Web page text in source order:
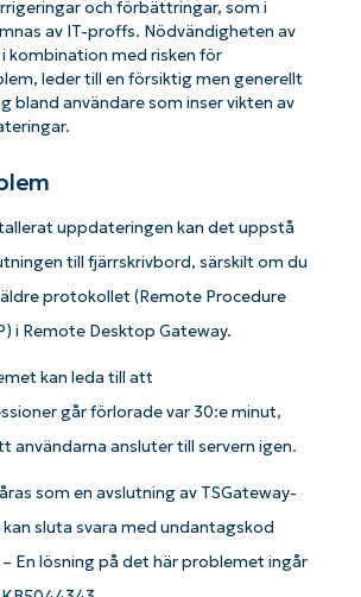
och förbättringar, som i
av IT-proffs. Nödvändigheten av
kombination med risken för
leder till en försiktig men generellt
bland användare som inser vikten av
uppdateringen kan det uppstå
till fjärrskrivbord, särskilt om du
protokollet (Remote Procedure
i Remote Desktop Gateway.
kan leda till att
går förlorade var 30:e minut,
användarna ansluter till servern igen.
som en avslutning av TSGateway-
sluta svara med undantagskod
En lösning på det här problemet ingår